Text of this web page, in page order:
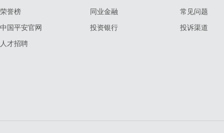
荣誉榜
中国平安官网
人才招聘
同业金融
投资银行
常见问题
投诉渠道